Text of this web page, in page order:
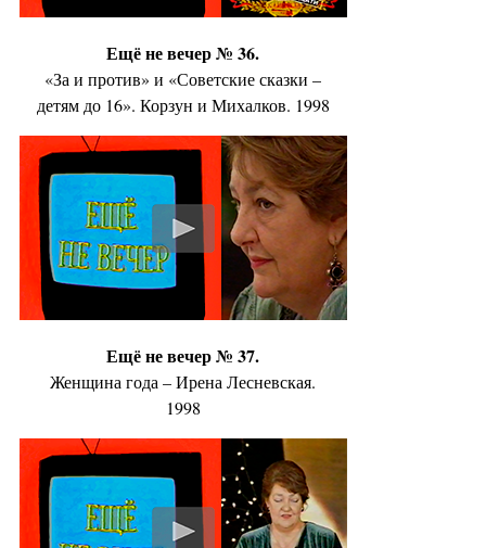
Ещё не вечер № 36.
«За и против» и «Советские сказки –
детям до 16». Корзун и Михалков. 1998
Ещё не вечер № 37.
Женщина года – Ирена Лесневская.
1998